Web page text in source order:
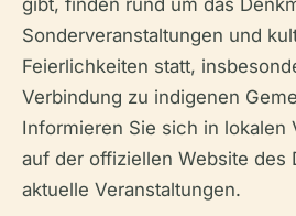
gibt, finden rund um das
Sonderveranstaltungen und
Feierlichkeiten statt,
Verbindung zu indigenen
Informieren Sie sich in lokalen
auf der offiziellen Website des
aktuelle Veranstaltungen.